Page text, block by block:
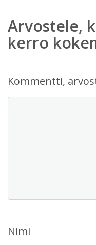
Arvostele,
kerro
Kommentti,
Nimi